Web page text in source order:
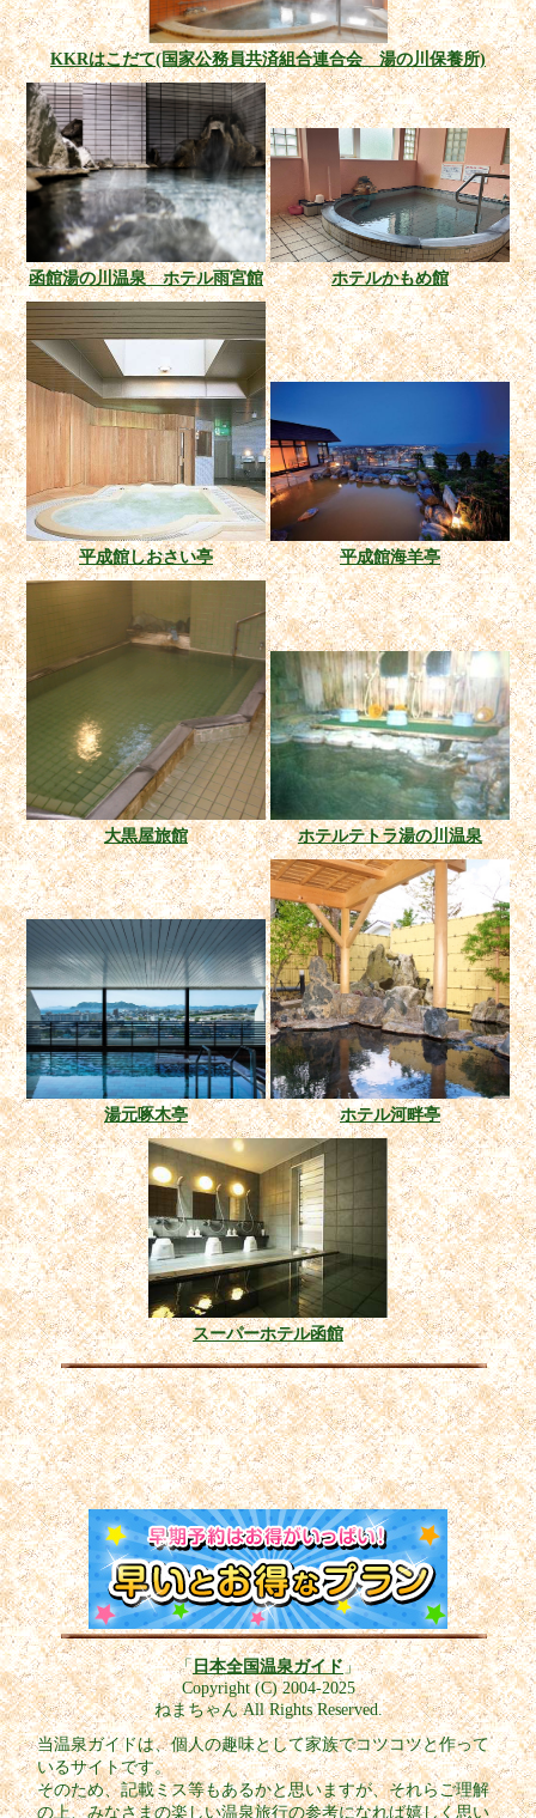
KKRはこだて(国家公務員共済組合連合会 湯の川保養所)
函館湯の川温泉 ホテル雨宮館 ホテルかもめ館
平成館しおさい亭 平成館海羊亭
大黒屋旅館 ホテルテトラ湯の川温泉
湯元啄木亭 ホテル河畔亭
スーパーホテル函館
「日本全国温泉ガイド」
Copyright (C) 2004-2025
ねまちゃん All Rights Reserved.
当温泉ガイドは、個人の趣味として家族でコツコツと作って
いるサイトです。
そのため、記載ミス等もあるかと思いますが、それらご理解
の上、みなさまの楽しい温泉旅行の参考になれば嬉しく思い